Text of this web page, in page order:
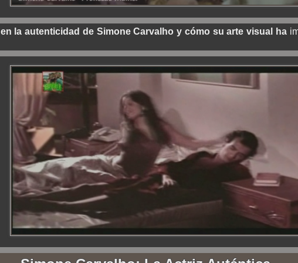
en la autenticidad de Simone Carvalho y cómo su arte visual ha